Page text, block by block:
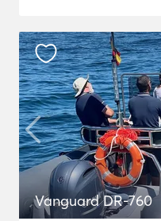
Vanguard DR-760